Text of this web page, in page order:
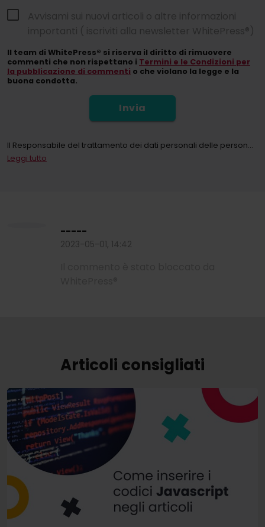
Avvisami sui nuovi articoli o altre informazioni
importanti ( iscriviti alla newsletter WhitePress®)
Il team di WhitePress® si riserva il diritto di rimuovere
commenti che non rispettano i Termini e le Condizioni per
la pubblicazione di commenti o che violano la legge e la
buona condotta.
Invia
Il Responsabile del trattamento dei dati personali delle persone che utilizzano il sito web whitepress. com e tutte le sue sottopagine (di seguito: il Servizio) ai sensi del Regolamento (UE) 2016/679 del Parlamento europeo e del Consiglio, del 27 aprile 2016, relativo alla protezione delle persone fisiche con riguardo al trattamento dei dati personali, nonché alla libera circolazione di tali dati e che abroga la direttiva 95/46/CE (di seguito: GDPR) e collettivamente "WhitePress" Spółka z ograniczoną odpowiedzialnością (Sp. z oo), con sede legale a Bielsko-Biała in ul. Legionów 26/28, iscritta nel Registro degli Imprenditori del Registro Nazionale dei Tribunali tenuto dal Tribunale Distrettuale di Bielsko-Biała, 8ª Divisione Economica del Registro Nazionale dei Tribunali con il numero KRS: 0000651339, NIP: 9372667797, REGON: 243400145 e le altre società del
Leggi tutto
-----
2023-05-01, 14:42
Articoli consigliati